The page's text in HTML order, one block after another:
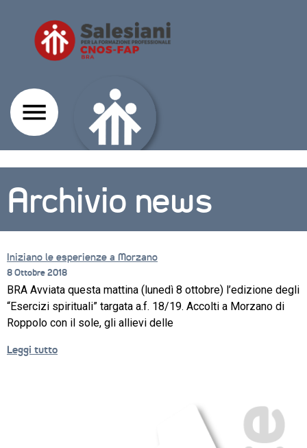
CORSI
NEWS
SETTORI
Archivio news
Iniziano le esperienze a Morzano
8 Ottobre 2018
BRA Avviata questa mattina (lunedì 8 ottobre) l’edizione degli
“Esercizi spirituali” targata a.f. 18/19. Accolti a Morzano di
Roppolo con il sole, gli allievi delle
Leggi tutto